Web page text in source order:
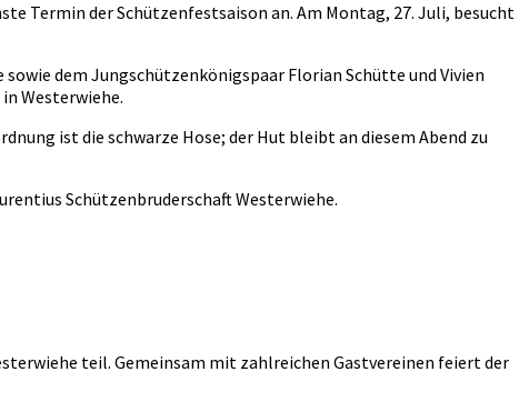
Termin der Schützenfestsaison an. Am Montag, 27. Juli, besucht
dem Jungschützenkönigspaar Florian Schütte und Vivien
Westerwiehe.
ist die schwarze Hose; der Hut bleibt an diesem Abend zu
Schützenbruderschaft Westerwiehe.
teil. Gemeinsam mit zahlreichen Gastvereinen feiert der